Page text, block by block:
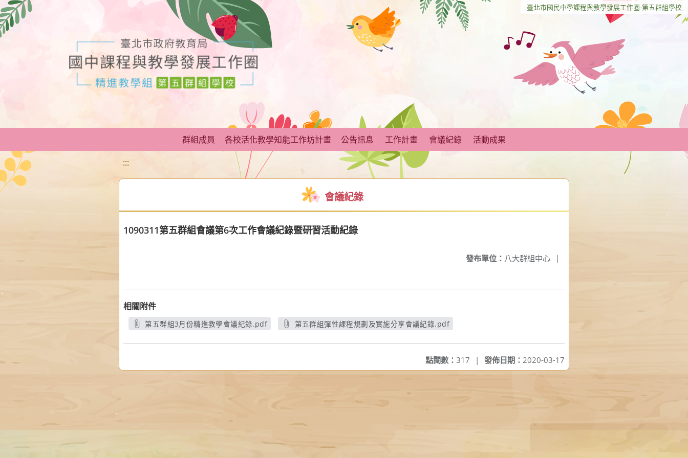
移至網頁之主要內容區位置 臺北市國民中學課程與教學發展工作圈-第五群組學校
群組成員 各校活化教學知能工作坊計畫 公告訊息 工作計畫 會議紀錄 活動成果
:::
會議紀錄
1090311第五群組會議第6次工作會議紀錄暨研習活動紀錄
發布單位： 八大群組中心 |
相關附件
第五群組3月份精進教學會議紀錄.pdf
第五群組彈性課程規劃及實施分享會議紀錄.pdf
發佈日期： 2020-03-17
點閱數： 317 |